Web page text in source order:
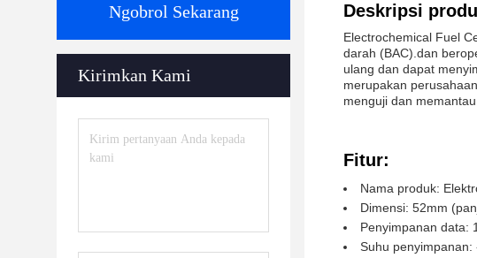
Ngobrol Sekarang
Kirimkan Kami
Deskripsi
Electrochemical Fuel
darah (BAC).dan
ulang dan dapat
merupakan
menguji dan
Fitur:
Nama produk:
Dimensi: 52mm
Penyimpanan data:
Suhu penyimpanan: